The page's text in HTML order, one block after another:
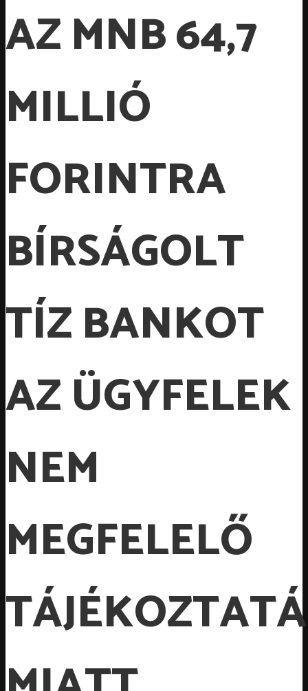
AZ MNB 64,7
MILLIÓ
FORINTRA
BÍRSÁGOLT
TÍZ BANKOT
AZ ÜGYFELEK
NEM
MEGFELELŐ